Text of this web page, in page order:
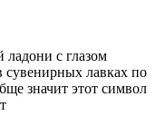
с глазом
лавках по
значит этот символ